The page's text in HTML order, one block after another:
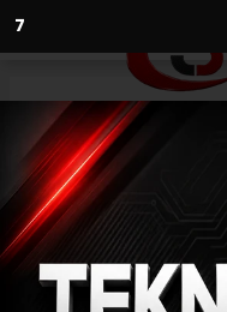
6
Anasayfa Asayiş
(İHA) - İhlas Haber Ajansı |